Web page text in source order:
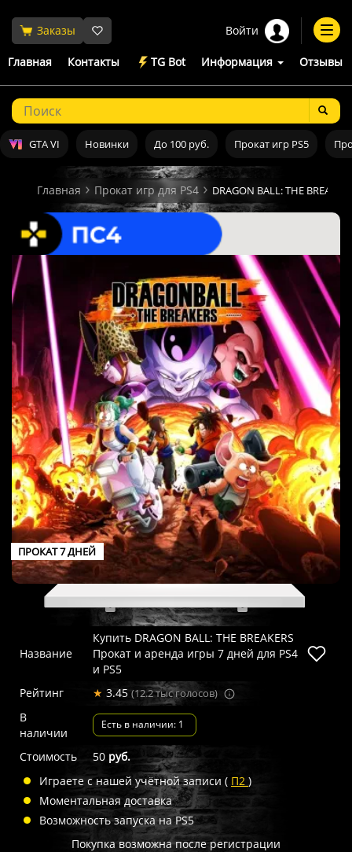
Заказы Войти
Главная Контакты TG Bot Информация Отзывы
GTA VI Новинки До 100 руб. Прокат игр PS5
Главная Прокат игр для PS4 DRAGON BALL: THE
ПРОКАТ 7 ДНЕЙ
Название
Купить DRAGON BALL: THE BREAKERS
Прокат и аренда игры 7 дней для PS4
и PS5
Рейтинг
★ 3.45 (12.2 тыс голосов)
В
наличии
Есть в наличии: 1
Стоимость 50 руб.
Играете с нашей учётной записи ( П2 )
Моментальная доставка
Возможность запуска на PS5
Покупка возможна после регистрации